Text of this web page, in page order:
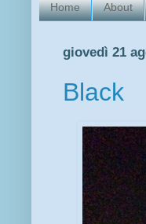
Home About
giovedì 21
Black